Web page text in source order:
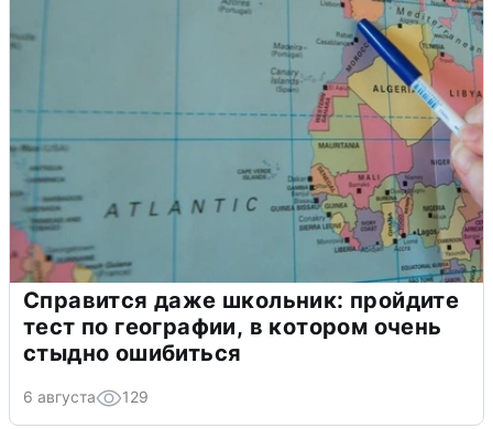
Справится даже школьник: пройдите
тест по географии, в котором очень
стыдно ошибиться
6 августа 129